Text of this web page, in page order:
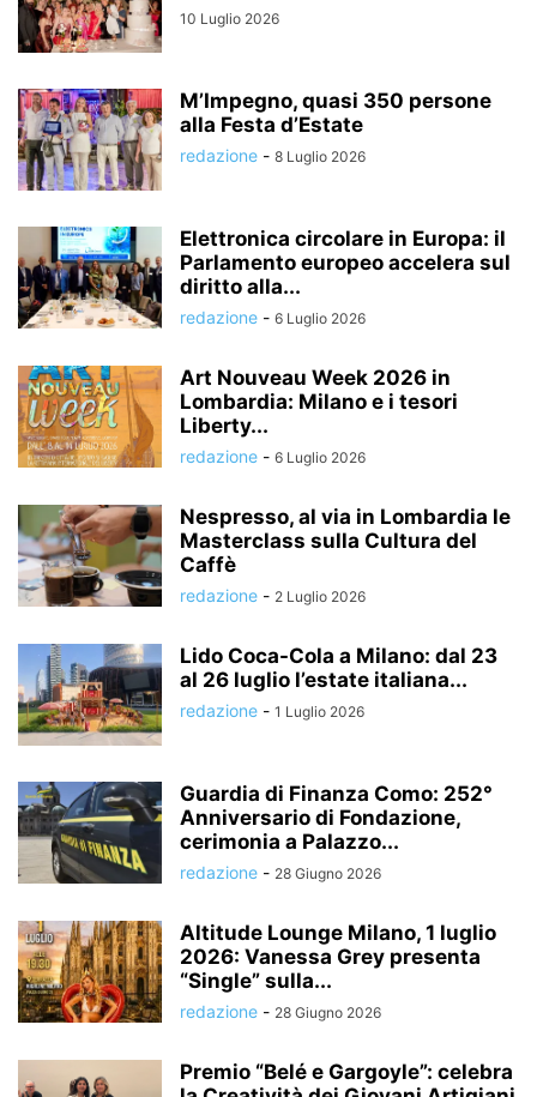
10 Luglio 2026
M’Impegno, quasi 350 persone
alla Festa d’Estate
redazione - 8 Luglio 2026
Elettronica circolare in Europa: il
Parlamento europeo accelera sul
diritto alla...
redazione - 6 Luglio 2026
Art Nouveau Week 2026 in
Lombardia: Milano e i tesori
Liberty...
redazione - 6 Luglio 2026
Nespresso, al via in Lombardia le
Masterclass sulla Cultura del
Caffè
redazione - 2 Luglio 2026
Lido Coca-Cola a Milano: dal 23
al 26 luglio l’estate italiana...
redazione - 1 Luglio 2026
Guardia di Finanza Como: 252°
Anniversario di Fondazione,
cerimonia a Palazzo...
redazione - 28 Giugno 2026
Altitude Lounge Milano, 1 luglio
2026: Vanessa Grey presenta
“Single” sulla...
redazione - 28 Giugno 2026
Premio “Belé e Gargoyle”: celebra